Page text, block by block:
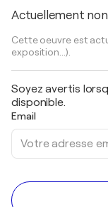
Actuellement
Cette oeuvre est
exposition...).
Soyez avertis
disponible.
Email